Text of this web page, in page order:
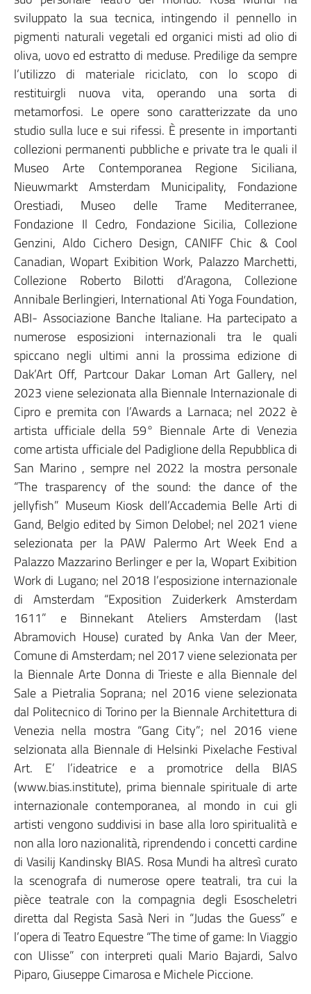
sviluppato la sua tecnica, intingendo il pennello in
pigmenti naturali vegetali ed organici misti ad olio di
oliva, uovo ed estratto di meduse. Predilige da sempre
l’utilizzo di materiale riciclato, con lo scopo di
restituirgli nuova vita, operando una sorta di
metamorfosi. Le opere sono caratterizzate da uno
studio sulla luce e sui rifessi. È presente in importanti
collezioni permanenti pubbliche e private tra le quali il
Museo Arte Contemporanea Regione Siciliana,
Nieuwmarkt Amsterdam Municipality, Fondazione
Orestiadi, Museo delle Trame Mediterranee,
Fondazione Il Cedro, Fondazione Sicilia, Collezione
Genzini, Aldo Cichero Design, CANIFF Chic & Cool
Canadian, Wopart Exibition Work, Palazzo Marchetti,
Collezione Roberto Bilotti d’Aragona, Collezione
Annibale Berlingieri, International Ati Yoga Foundation,
ABI- Associazione Banche Italiane. Ha partecipato a
numerose esposizioni internazionali tra le quali
spiccano negli ultimi anni la prossima edizione di
Dak’Art Off, Partcour Dakar Loman Art Gallery, nel
2023 viene selezionata alla Biennale Internazionale di
Cipro e premita con l’Awards a Larnaca; nel 2022 è
artista ufficiale della 59° Biennale Arte di Venezia
come artista ufficiale del Padiglione della Repubblica di
San Marino , sempre nel 2022 la mostra personale
“The trasparency of the sound: the dance of the
jellyfish” Museum Kiosk dell’Accademia Belle Arti di
Gand, Belgio edited by Simon Delobel; nel 2021 viene
selezionata per la PAW Palermo Art Week End a
Palazzo Mazzarino Berlinger e per la, Wopart Exibition
Work di Lugano; nel 2018 l’esposizione internazionale
di Amsterdam “Exposition Zuiderkerk Amsterdam
1611” e Binnekant Ateliers Amsterdam (last
Abramovich House) curated by Anka Van der Meer,
Comune di Amsterdam; nel 2017 viene selezionata per
la Biennale Arte Donna di Trieste e alla Biennale del
Sale a Pietralia Soprana; nel 2016 viene selezionata
dal Politecnico di Torino per la Biennale Architettura di
Venezia nella mostra “Gang City”; nel 2016 viene
selzionata alla Biennale di Helsinki Pixelache Festival
Art. E’ l’ideatrice e a promotrice della BIAS
(www.bias.institute), prima biennale spirituale di arte
internazionale contemporanea, al mondo in cui gli
artisti vengono suddivisi in base alla loro spiritualità e
non alla loro nazionalità, riprendendo i concetti cardine
di Vasilij Kandinsky BIAS. Rosa Mundi ha altresì curato
la scenografa di numerose opere teatrali, tra cui la
pièce teatrale con la compagnia degli Esoscheletri
diretta dal Regista Sasà Neri in “Judas the Guess” e
l’opera di Teatro Equestre “The time of game: In Viaggio
con Ulisse” con interpreti quali Mario Bajardi, Salvo
Piparo, Giuseppe Cimarosa e Michele Piccione.